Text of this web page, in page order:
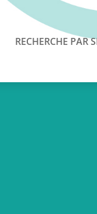
RECHERCHE PAR